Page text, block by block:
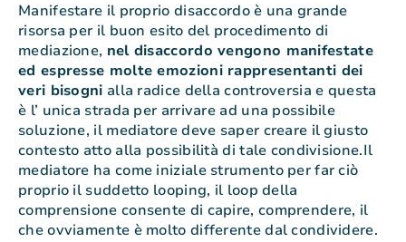
Manifestare il proprio disaccordo è una grande
risorsa per il buon esito del procedimento di
mediazione, nel disaccordo vengono manifestate
ed espresse molte emozioni rappresentanti dei
veri bisogni alla radice della controversia e questa
è l’ unica strada per arrivare ad una possibile
soluzione, il mediatore deve saper creare il giusto
contesto atto alla possibilità di tale condivisione.Il
mediatore ha come iniziale strumento per far ciò
proprio il suddetto looping, il loop della
comprensione consente di capire, comprendere, il
che ovviamente è molto differente dal condividere.